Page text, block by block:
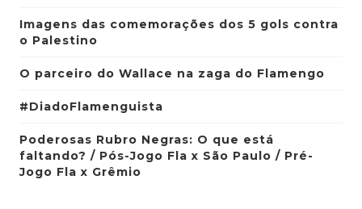
Imagens das comemorações dos 5 gols contra
o Palestino
O parceiro do Wallace na zaga do Flamengo
#DiadoFlamenguista
Poderosas Rubro Negras: O que está
faltando? / Pós-Jogo Fla x São Paulo / Pré-
Jogo Fla x Grêmio